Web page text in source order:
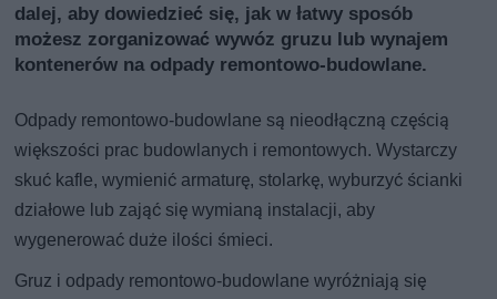
dalej, aby dowiedzieć się, jak w łatwy sposób
możesz zorganizować wywóz gruzu lub wynajem
kontenerów na odpady remontowo-budowlane.
Odpady remontowo-budowlane są nieodłączną częścią
większości prac budowlanych i remontowych. Wystarczy
skuć kafle, wymienić armaturę, stolarkę, wyburzyć ścianki
działowe lub zająć się wymianą instalacji, aby
wygenerować duże ilości śmieci.
Gruz i odpady remontowo-budowlane wyróżniają się